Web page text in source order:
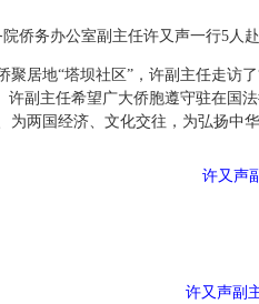
务办公室副主任许又声一行5人
地“塔坝社区”，许副主任走访了
许副主任希望广大侨胞遵守驻在国
为两国经济、文化交往，为弘扬中
许又声
许又声副